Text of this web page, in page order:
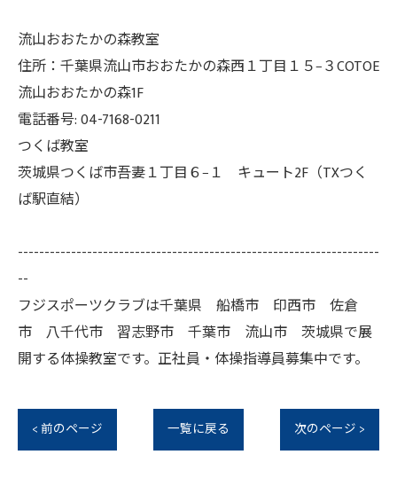
流山おおたかの森教室
住所：千葉県流山市おおたかの森西１丁目１５−３COTOE
流山おおたかの森1F
電話番号: 04-7168-0211
つくば教室
茨城県つくば市吾妻１丁目６−１ キュート2F（TXつく
ば駅直結）
--------------------------------------------------------------------
--
フジスポーツクラブは千葉県 船橋市 印西市 佐倉
市 八千代市 習志野市 千葉市 流山市 茨城県で展
開する体操教室です。正社員・体操指導員募集中です。
< 前のページ 一覧に戻る 次のページ >